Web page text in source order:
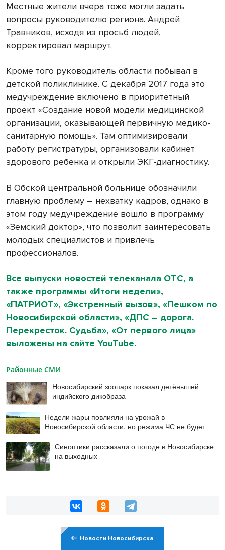
Местные жители вчера тоже могли задать
вопросы руководителю региона. Андрей
Травников, исходя из просьб людей,
корректировал маршрут.
Кроме того руководитель области побывал в
детской поликлинике. С декабря 2017 года это
медучреждение включено в приоритетный
проект «Создание новой модели медицинской
организации, оказывающей первичную медико-
санитарную помощь». Там оптимизировали
работу регистратуры, организовали кабинет
здорового ребенка и открыли ЭКГ-диагностику.
В Обской центральной больнице обозначили
главную проблему – нехватку кадров, однако в
этом году медучреждение вошло в программу
«Земский доктор», что позволит заинтересовать
молодых специалистов и привлечь
профессионалов.
Все выпуски новостей телеканала ОТС, а
также программы «Итоги недели»,
«ПАТРИОТ», «Экстренный вызов», «Пешком по
Новосибирской области», «ДПС – дорога.
Перекресток. Судьба», «От первого лица»
выложены на сайте YouTube.
Районные СМИ
Новосибирский зоопарк показал детёнышей
индийского дикобраза
Недели жары повлияли на урожай в
Новосибирской области, но режима ЧС не будет
Синоптики рассказали о погоде в Новосибирске
на выходных
Новости Новосибирска